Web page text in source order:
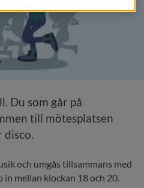
Du som går på
till mötesplatsen
disco.
och umgås tillsammans med
in mellan klockan 18 och 20.